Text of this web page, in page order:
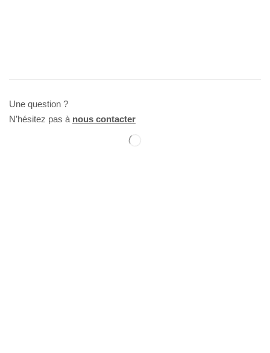
Une question ?
N’hésitez pas à nous contacter